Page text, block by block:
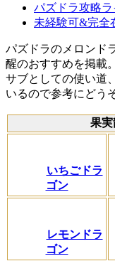
パズドラ攻略ラ
未経験可&完全
パズドラのメロンド
醒のおすすめを掲載
サブとしての使い道
いるので参考にどう
果
いちごドラ
ゴン
レモンドラ
ゴン